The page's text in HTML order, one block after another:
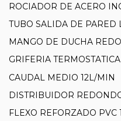
ROCIADOR DE ACERO
TUBO SALIDA DE PARED
MANGO DE DUCHA
GRIFERIA
CAUDAL MEDIO 12L/MIN
DISTRIBUIDOR
FLEXO REFORZADO PVC